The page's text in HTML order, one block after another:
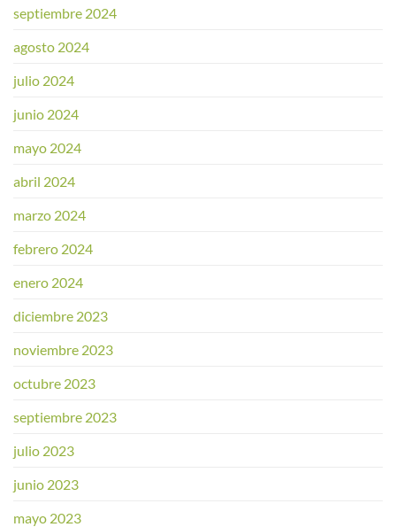
septiembre 2024
agosto 2024
julio 2024
junio 2024
mayo 2024
abril 2024
marzo 2024
febrero 2024
enero 2024
diciembre 2023
noviembre 2023
octubre 2023
septiembre 2023
julio 2023
junio 2023
mayo 2023